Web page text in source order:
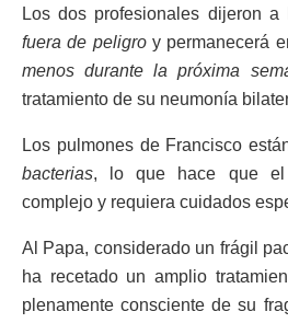
Los dos profesionales dijeron
fuera de peligroy permanecerá
menos durante la próxima
tratamiento de su neumonía
Los pulmones de Francisco
bacterias, lo que hace que el
complejo y requiera cuidados
Al Papa, considerado un frágil
ha recetado un amplio
plenamente consciente de su